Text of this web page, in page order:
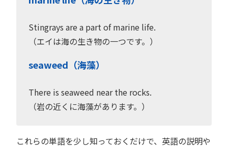
Stingrays are a part of marine life.
（エイは海の生き物の一つです。）
seaweed（海藻）
There is seaweed near the rocks.
（岩の近くに海藻があります。）
これらの単語を少し知っておくだけで、英語の説明や